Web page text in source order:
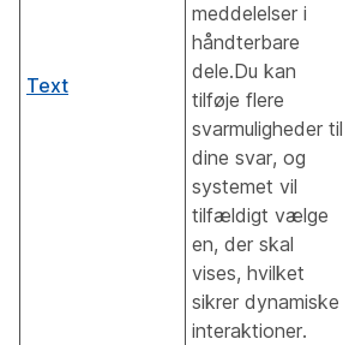
Text
meddelelser i
håndterbare
dele.Du kan
tilføje flere
svarmuligheder til
dine svar, og
systemet vil
tilfældigt vælge
en, der skal
vises, hvilket
sikrer dynamiske
interaktioner.